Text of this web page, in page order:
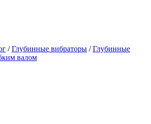
/Глубинные вибраторы /Глубинные
валом